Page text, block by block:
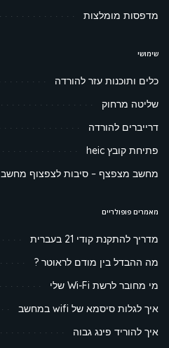
מדפסות מומלצות
שימושי
כלים ותוכנות עזר להורדה
שליטה מרחוק
דרייברים להורדה
פתיחת קובץ heic
מחשב מצפצף – סיבות לצפצוף מחשב
מאמרים פופולריים
מדריך להתקנת קודי 21 בעברית
מה ההבדל בין מודם לראוטר ?
מי מחובר לרשת Wi-Fi שלי
איך לגלות סיסמא של wifi במחשב
איך להוריד פינג גבוה